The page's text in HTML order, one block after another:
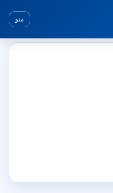
منو